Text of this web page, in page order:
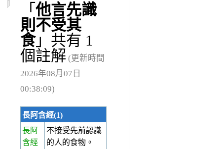
「 他言先識
則不受其
食」共有 1
個註解 (更新時間
2026年08月07日
00:38:09)
長阿含經(1)
長阿
含經
不接受先前認識
的人的食物。